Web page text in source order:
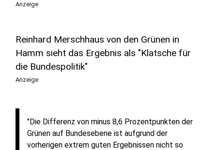
Anzeige
Reinhard Merschhaus von den Grünen in
Hamm sieht das Ergebnis als "Klatsche für
die Bundespolitik"
Anzeige
"Die Differenz von minus 8,6 Prozentpunkten der
Grünen auf Bundesebene ist aufgrund der
vorherigen extrem guten Ergebnissen nicht so